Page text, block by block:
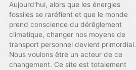
Aujourd'hui, alors que les énergies
fossiles se raréfient et que le monde
prend conscience du dérêglement
climatique, changer nos moyens de
transport personnel devient primordial.
Nous voulons être un acteur de ce
changement. Ce site est totalement